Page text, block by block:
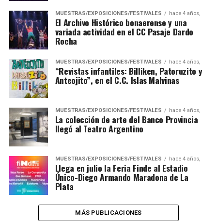
MUESTRAS/EXPOSICIONES/FESTIVALES hace 4 años,
El Archivo Histórico bonaerense y una
variada actividad en el CC Pasaje Dardo
Rocha
MUESTRAS/EXPOSICIONES/FESTIVALES hace 4 años,
“Revistas infantiles: Billiken, Patoruzito y
Anteojito”, en el C.C. Islas Malvinas
MUESTRAS/EXPOSICIONES/FESTIVALES hace 4 años,
La colección de arte del Banco Provincia
llegó al Teatro Argentino
MUESTRAS/EXPOSICIONES/FESTIVALES hace 4 años,
Llega en julio la Feria Finde al Estadio
Único-Diego Armando Maradona de La
Plata
MÁS PUBLICACIONES